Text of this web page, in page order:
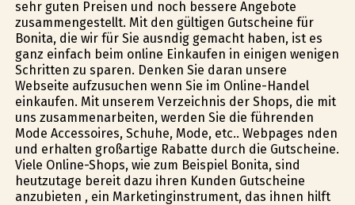
sehr guten Preisen und noch bessere Angebote
zusammengestellt. Mit den gültigen Gutscheine für
Bonita, die wir für Sie ausfindig gemacht haben, ist es
ganz einfach beim online Einkaufen in einigen wenigen
Schritten zu sparen. Denken Sie daran unsere
Webseite aufzusuchen wenn Sie im Online-Handel
einkaufen. Mit unserem Verzeichnis der Shops, die mit
uns zusammenarbeiten, werden Sie die führenden
Mode Accessoires, Schuhe, Mode, etc.. Webpages finden
und erhalten großartige Rabatte durch die Gutscheine.
Viele Online-Shops, wie zum Beispiel Bonita, sind
heutzutage bereit dazu ihren Kunden Gutscheine
anzubieten , ein Marketinginstrument, das ihnen hilft